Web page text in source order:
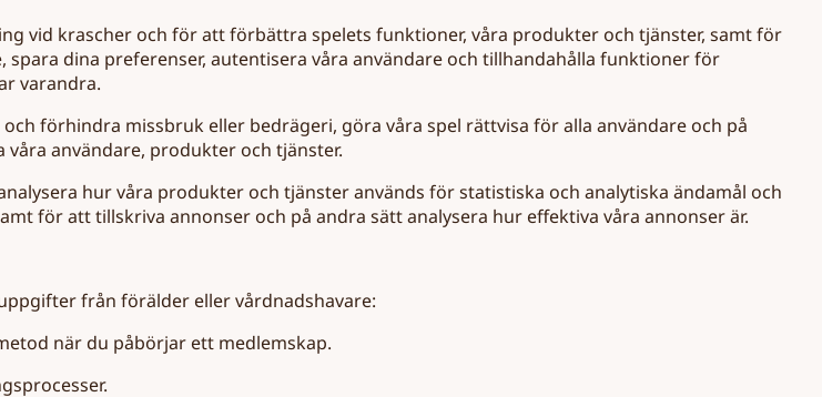
vid krascher och för att förbättra spelets funktioner, våra produkter och tjänster, samt för
spara dina preferenser, autentisera våra användare och tillhandahålla funktioner för
varandra.
förhindra missbruk eller bedrägeri, göra våra spel rättvisa för alla användare och på
användare, produkter och tjänster.
hur våra produkter och tjänster används för statistiska och analytiska ändamål och
för att tillskriva annonser och på andra sätt analysera hur effektiva våra annonser är.
från förälder eller vårdnadshavare:
när du påbörjar ett medlemskap.